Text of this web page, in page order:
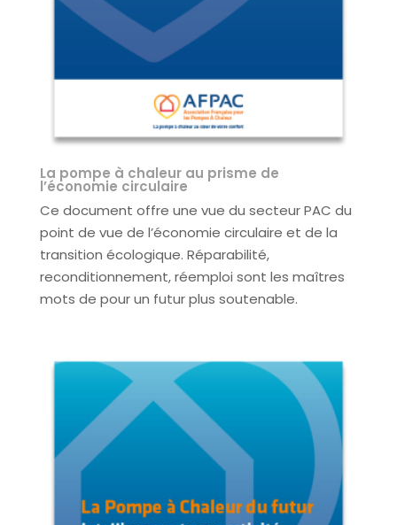
La pompe à chaleur au prisme de
l’économie circulaire
Ce document offre une vue du secteur PAC du
point de vue de l’économie circulaire et de la
transition écologique. Réparabilité,
reconditionnement, réemploi sont les maîtres
mots de pour un futur plus soutenable.